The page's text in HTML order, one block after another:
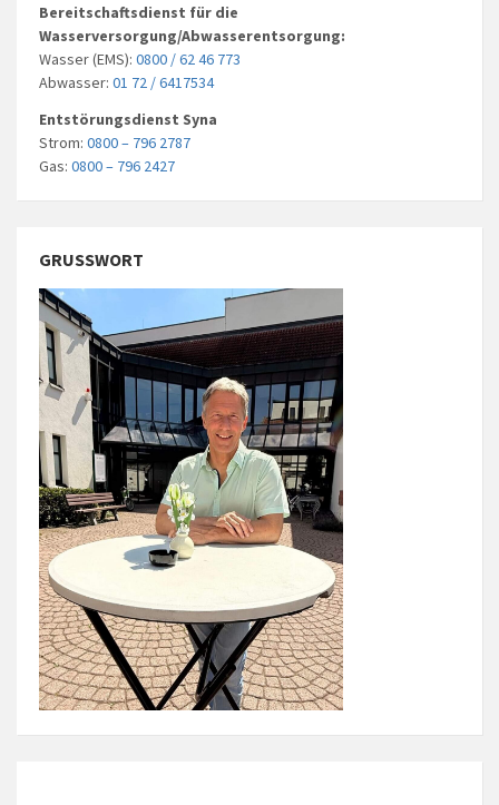
Bereitschaftsdienst für die
Wasserversorgung/Abwasserentsorgung:
Wasser (EMS): 0800 / 62 46 773
Abwasser: 01 72 / 6417534
Entstörungsdienst Syna
Strom: 0800 – 796 2787
Gas: 0800 – 796 2427
GRUSSWORT